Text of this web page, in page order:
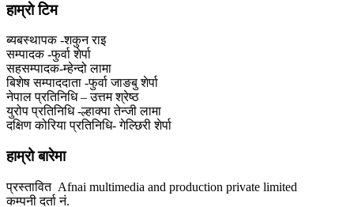
हाम्राे टिम
ब्यबस्थापक -शकुन राइ
सम्पादक -फुर्वा शेर्पा
सहसम्पादक-म्हेन्दो लामा
‍बिशेष सम्पाददाता -फुर्वा जा‌ङबु शेर्पा
नेपाल प्रतिनिधि – उत्तम श्रेष्ठ
युरोप प्रतिनिधि -ल्हाक्पा तेन्जी लामा
दक्षिण कोरिया प्रतिनिधि- गेल्छिरी शेर्पा
हाम्रो बारेमा
प्रस्तावित Afnai multimedia and production private limited
कम्पनी दर्ता नं.